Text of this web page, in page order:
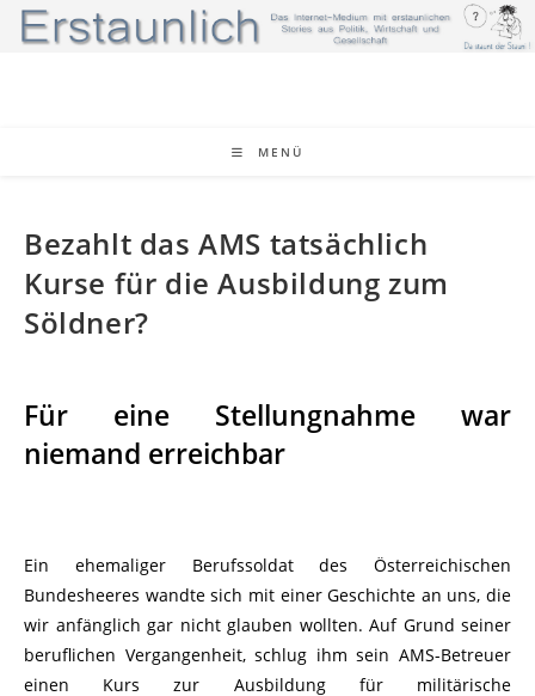
Zum
Inhalt
MENÜ
Bezahlt das AMS tatsächlich
Kurse für die Ausbildung zum
Söldner?
Für eine Stellungnahme war
niemand erreichbar
Ein ehemaliger Berufssoldat des Österreichischen
Bundesheeres wandte sich mit einer Geschichte an uns, die
wir anfänglich gar nicht glauben wollten. Auf Grund seiner
beruflichen Vergangenheit, schlug ihm sein AMS-Betreuer
einen Kurs zur Ausbildung für militärische